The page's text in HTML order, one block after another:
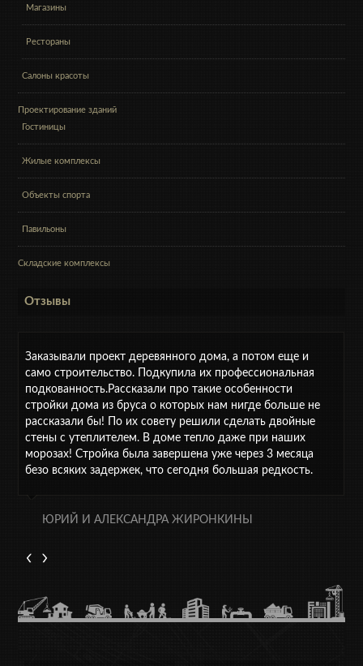
Магазины
Рестораны
Салоны красоты
Проектирование зданий
Гостиницы
Жилые комплексы
Объекты спорта
Павильоны
Складские комплексы
Отзывы
Заказывали проект деревянного дома, а потом еще и
само строительство. Подкупила их профессиональная
подкованность.Рассказали про такие особенности
стройки дома из бруса о которых нам нигде больше не
рассказали бы! По их совету решили сделать двойные
стены с утеплителем. В доме тепло даже при наших
морозах! Стройка была завершена уже через 3 месяца
безо всяких задержек, что сегодня большая редкость.
ЮРИЙ И АЛЕКСАНДРА ЖИРОНКИНЫ